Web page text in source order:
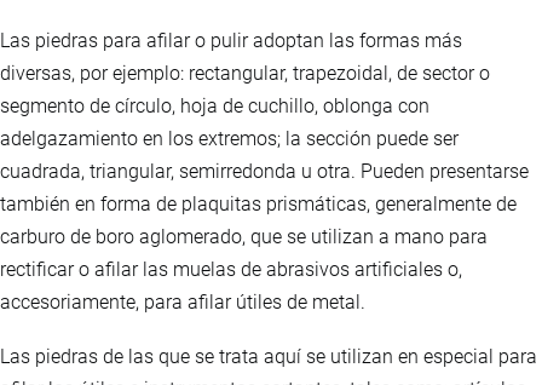
Las piedras para afilar o pulir adoptan las formas más
diversas, por ejemplo: rectangular, trapezoidal, de sector o
segmento de círculo, hoja de cuchillo, oblonga con
adelgazamiento en los extremos; la sección puede ser
cuadrada, triangular, semirredonda u otra. Pueden presentarse
también en forma de plaquitas prismáticas, generalmente de
carburo de boro aglomerado, que se utilizan a mano para
rectificar o afilar las muelas de abrasivos artificiales o,
accesoriamente, para afilar útiles de metal.
Las piedras de las que se trata aquí se utilizan en especial para